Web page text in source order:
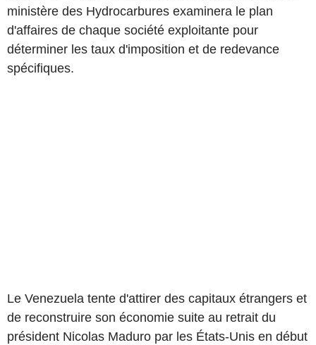
ministère des Hydrocarbures examinera le plan
d'affaires de chaque société exploitante pour
déterminer les taux d'imposition et de redevance
spécifiques.
Le Venezuela tente d'attirer des capitaux étrangers et
de reconstruire son économie suite au retrait du
président Nicolas Maduro par les États-Unis en début